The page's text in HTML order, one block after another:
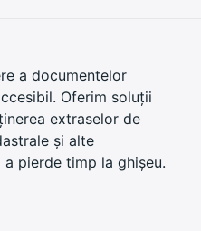
a documentelor
Oferim soluții
extraselor de
și alte
pierde timp la ghișeu.